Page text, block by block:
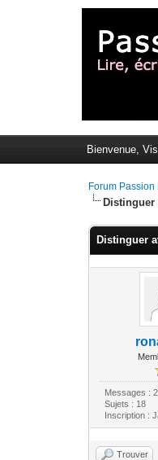
Bienvenue,
Forum Passion
Distinguer
Distinguer
Messages :
Sujets : 18
Inscription :
Trouver